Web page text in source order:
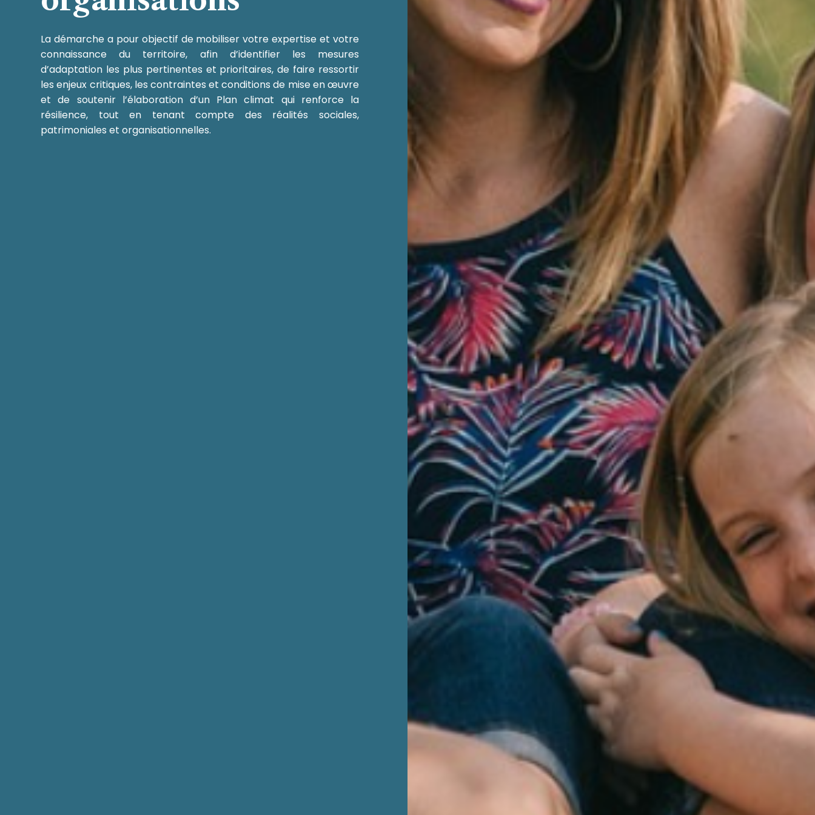
La démarche a pour objectif de mobiliser votre expertise et votre
connaissance du territoire, afin d’identifier les mesures
d’adaptation les plus pertinentes et prioritaires, de faire ressortir
les enjeux critiques, les contraintes et conditions de mise en œuvre
et de soutenir l’élaboration d’un Plan climat qui renforce la
résilience, tout en tenant compte des réalités sociales,
patrimoniales et organisationnelles.